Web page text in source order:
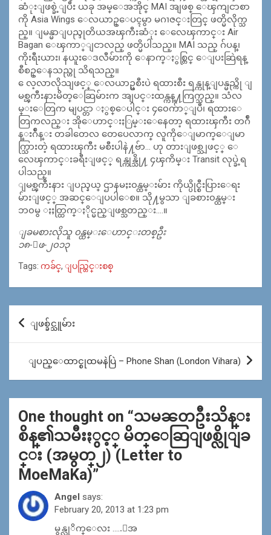
ဆံုးျဖစ္ခဲ့ျပီး ယခု အမ္ေအအိုင္ MAI အျဖစ္ ေၾကျငာစာ
ကို Asia Wings ေလယာဥ္ေပၚမွာ မဂၢဇင္းတြင္ ဖတ္မိလိုက္သ
ည္။ ျမန္မာျပည္ဒုတိယအၾကီးဆံုး ေလေၾကာင္း Air
Bagan ေၾကာ္ျငာလည္ ဖတ္မိပါသည္။ MAI သည္ ဂ်ပန္၊
ကိုးရီးယား၊ နယူးေဒလီမ်ားကို ေနာက္ႏွစ္တြင္ ေျပးဆြဲရန္
စီစဥ္ေနသည္ဟု သိရသည္။
ေလ့လာလိုသျဖင့္ ေလယာဥ္မစီးပဲ ရထားစီး ရန္ကုန္ျပန္မည္ကို ျ
မစ္ၾကီးနားမိတ္ေဆြမ်ားက အျပင္းထန္ကန္႔ကြက္သည္။ သံလ
မ္းေတြက မျပင္တာ ႏွစ္ေပါင္း ၄၀ေက်ာ္ျပီ၊ ရထားေ
တြကလည္း အိုေဟာင္းႏြမ္းေနေတာ့ ရထားၾကီး တဂ်ဳ
န္းဂ်ဳန္း တခါတေလ တေပေလာက္ လူကိုေျမာက္ေျမာ
က္သြားတဲ့ ရထားၾကီး မစီးပါနဲ႔ဗ်ာ… ဟု တားျဖစ္သျဖင့္ ေ
လေၾကာင္းခရီးျဖင့္ ရန္ကုန္သို႔ ၄ၾကိမ္း Transit လုပ္ခဲ့ရ
ပါသည္။
ျမစ္ၾကီးနား ျပည္နယ္ ဌာနမႈး၀န္ထမ္းမ်ား ကိုယ္ပိုင္စီးပြားေရး
မ်ားျဖင့္ အဆင္ေျပပါေစ။ သို႔မွသာ ျခစား၀န္ထမ္း
ဘ၀မွ ႏႈတ္ထြက္ႏိုင္မည္ျဖစ္သတည္း….။
ျခမစားလိုသူ ၀န္ထမ္းေဟာင္းတစ္ဦး
၁၈-ေဖ-၂၀၁၃
Tags: ကခ်င္, ျပည္တြင္းစစ္
Post
navigation
ျဖစ္ခ်င္သူမ်ား
ျပည္ေထာင္စုထမနဲပြဲ – Phone Shan (London Vihara)
One thought on “သမၼတဦးသိန္း
စိန္၏သမီးႏွင့္ မိတ္ေဆြျဖစ္လိုျခ
င္း (အမွတ္၂) (Letter to
MoeMaKa)”
Angel says:
February 20, 2013 at 1:23 pm
မွန္လုိက္ေလး …..ေအ